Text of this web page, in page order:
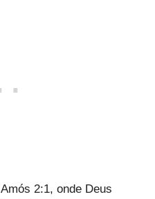
2:1, onde Deus